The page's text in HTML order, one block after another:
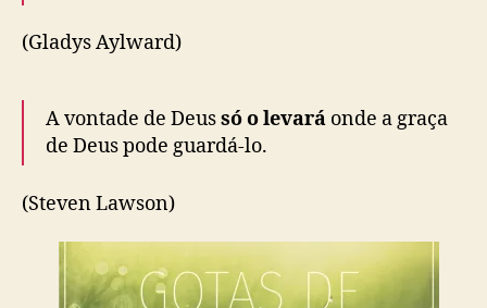
(Gladys Aylward)
A vontade de Deussó o levará onde a graça
de Deus pode guardá-lo.
(Steven Lawson)